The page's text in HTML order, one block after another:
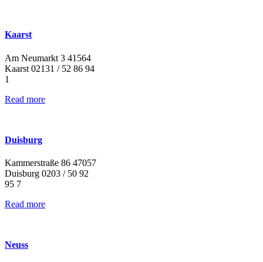
Kaarst
Am Neumarkt 3 41564
Kaarst 02131 / 52 86 94
1
Read more
Duisburg
Kammerstraße 86 47057
Duisburg 0203 / 50 92
95 7
Read more
Neuss